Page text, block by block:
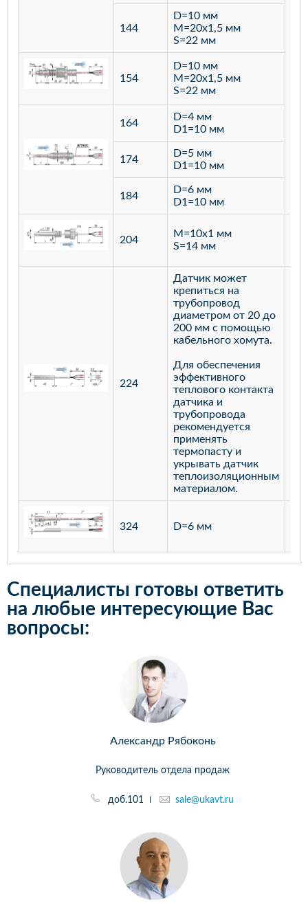
144
D=10 мм
M=20х1,5 мм
S=22 мм
154
D=10 мм
M=20х1,5 мм
S=22 мм
164
D=4 мм
D1=10 мм
174
D=5 мм
D1=10 мм
184
D=6 мм
D1=10 мм
204
M=10х1 мм
S=14 мм
224
Датчик может
крепиться на
трубопровод
диаметром от 20 до
200 мм с помощью
кабельного хомута.
Для обеспечения
эффективного
теплового контакта
датчика и
трубопровода
рекомендуется
применять
термопасту и
укрывать датчик
теплоизоляционным
материалом.
324 D=6 мм
Специалисты готовы ответить
на любые интересующие Вас
вопросы:
Александр Рябоконь
Руководитель отдела продаж
доб.101 sale@ukavt.ru